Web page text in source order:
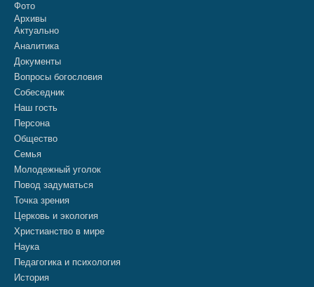
Фото
Архивы
Актуально
Аналитика
Документы
Вопросы богословия
Собеседник
Наш гость
Персона
Общество
Семья
Молодежный уголок
Повод задуматься
Точка зрения
Церковь и экология
Христианство в мире
Наука
Педагогика и психология
История